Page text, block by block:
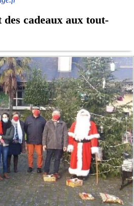
cadeaux aux tout-